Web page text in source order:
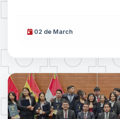
02 de March